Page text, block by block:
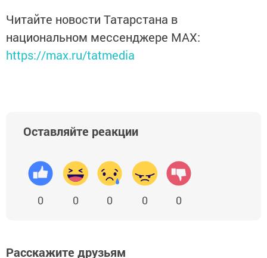
Читайте новости Татарстана в
национальном мессенджере MАХ:
https://max.ru/tatmedia
Оставляйте реакции
0 0 0 0 0
Расскажите друзьям